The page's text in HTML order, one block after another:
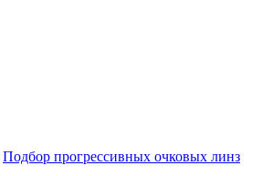
Подбор прогрессивных очковых линз